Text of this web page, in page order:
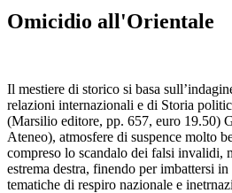
Omicidio all'Orientale
Il mestiere di storico si basa
relazioni internazionali e di Storia
(Marsilio editore, pp. 657, euro 19.50)
Ateneo), atmosfere di suspence molto
compreso lo scandalo dei falsi invalidi,
estrema destra, finendo per imbattersi
tematiche di respiro nazionale e